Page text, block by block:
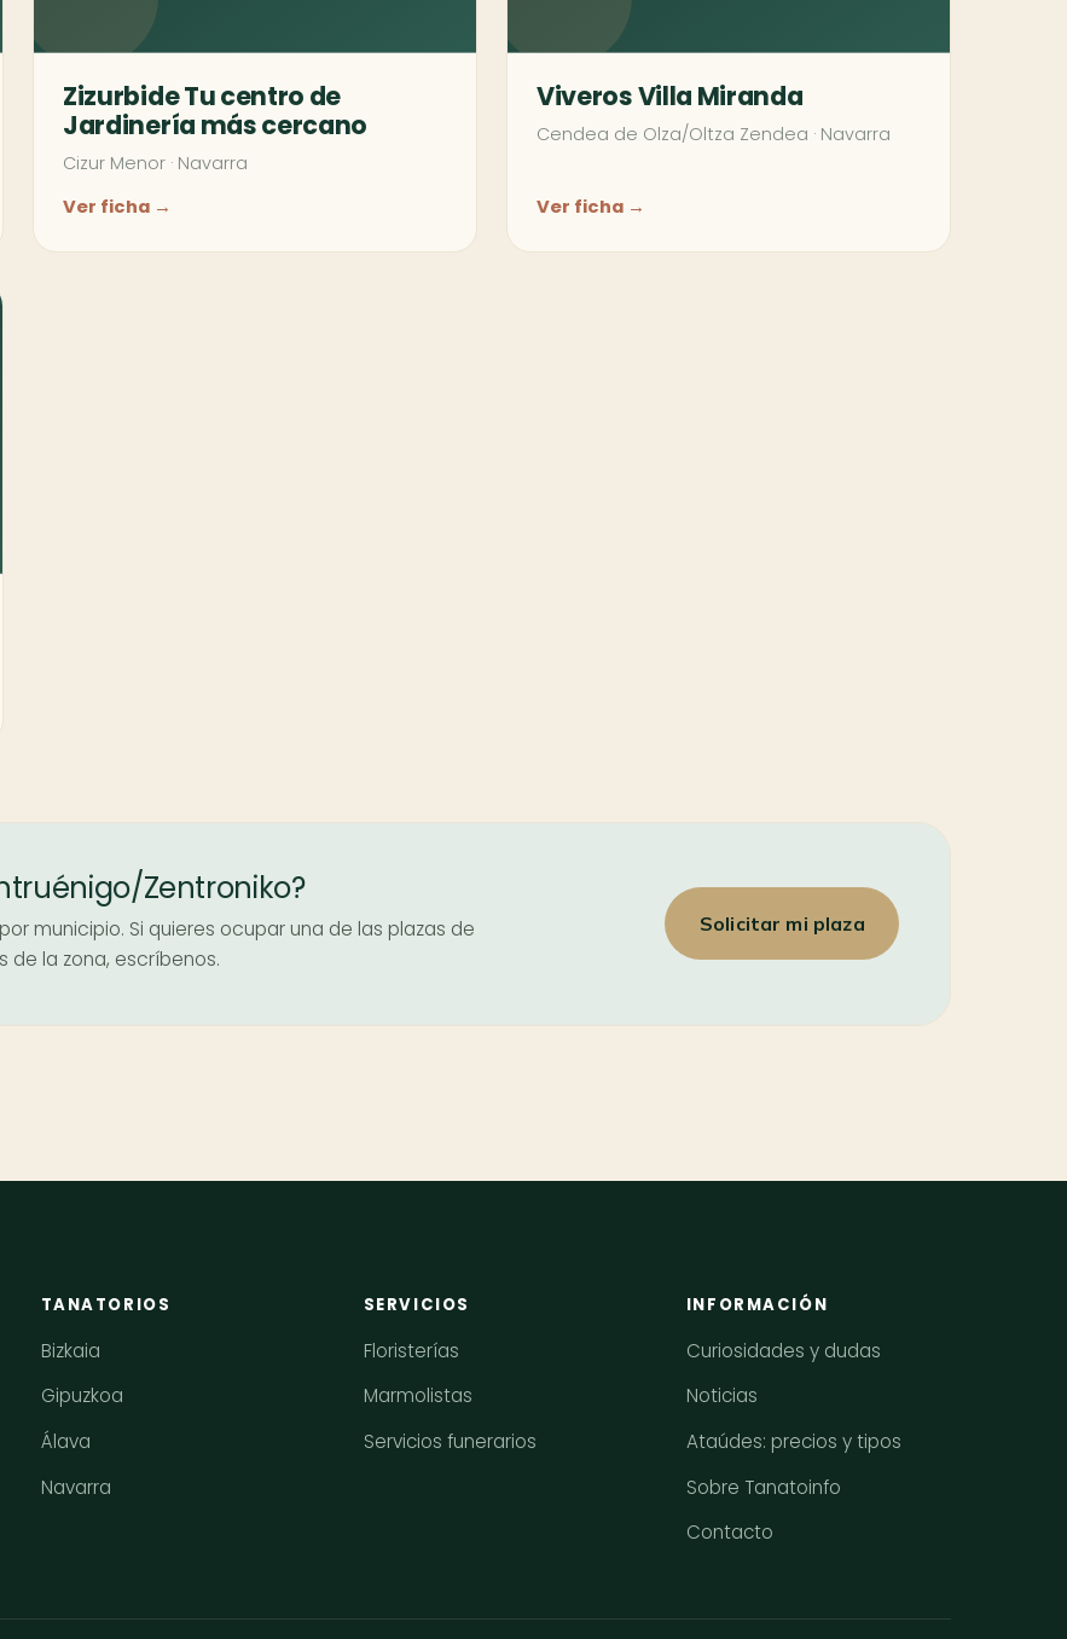
Zizurbide Tu centro de
Jardinería más cercano
Cizur Menor · Navarra
Ver ficha →
Viveros Villa Miranda
Cendea de Olza/Oltza Zendea · Navarra
Ver ficha →
Zentroniko?
municipio. Si quieres ocupar una de las plazas de
de la zona, escríbenos.
Solicitar mi plaza
TANATORIOS
Bizkaia
Gipuzkoa
Álava
Navarra
SERVICIOS
Floristerías
Marmolistas
Servicios funerarios
INFORMACIÓN
Curiosidades y dudas
Noticias
Ataúdes: precios y tipos
Sobre Tanatoinfo
Contacto